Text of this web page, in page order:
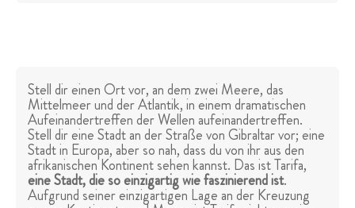
Stell dir einen Ort vor, an dem zwei Meere, das
Mittelmeer und der Atlantik, in einem dramatischen
Aufeinandertreffen der Wellen aufeinandertreffen.
Stell dir eine Stadt an der Straße von Gibraltar vor; eine
Stadt in Europa, aber so nah, dass du von ihr aus den
afrikanischen Kontinent sehen kannst. Das ist Tarifa,
eine Stadt, die so einzigartig wie faszinierend ist.
Aufgrund seiner einzigartigen Lage an der Kreuzung